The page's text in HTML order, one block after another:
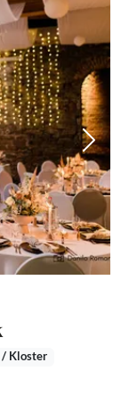
/ Kloster